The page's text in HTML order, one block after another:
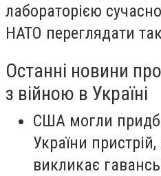
лабораторією
НАТО переглядати
Останні новини
з війною в Україні
США могли
України
викликає